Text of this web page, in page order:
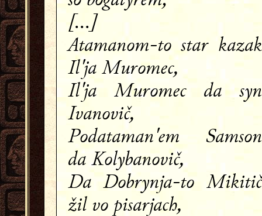
[...]
Atamanom-to star kazak
Il'ja Muromec,
Il'ja Muromec da syn
Ivanovič,
Podataman'em Samson
da Kolybanovič,
Da Dobrynja-to Mikitič
žil vo pisarjach,